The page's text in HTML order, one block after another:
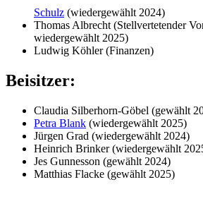
Schulz (wiedergewählt 2024)
Thomas Albrecht (Stellvertetender
wiedergewählt 2025)
Ludwig Köhler (Finanzen)
Beisitzer:
Claudia Silberhorn-Göbel (gewählt
Petra Blank (wiedergewählt 2025)
Jürgen Grad (wiedergewählt 2024)
Heinrich Brinker (wiedergewählt
Jes Gunnesson (gewählt 2024)
Matthias Flacke (gewählt 2025)